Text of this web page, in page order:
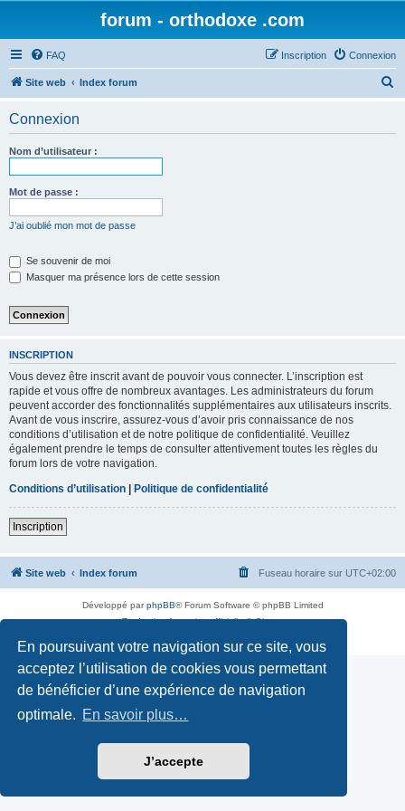
En poursuivant votre navigation sur ce site, vous
acceptez l’utilisation de cookies vous permettant
de bénéficier d’une expérience de navigation
optimale. En savoir plus…
J’accepte
forum - orthodoxe .com
FAQ Connexion
Inscription
Site web Index forum
Connexion
Nom d’utilisateur :
Mot de passe :
J’ai oublié mon mot de passe
Se souvenir de moi
Masquer ma présence lors de cette session
INSCRIPTION
Vous devez être inscrit avant de pouvoir vous connecter. L’inscription est
rapide et vous offre de nombreux avantages. Les administrateurs du forum
peuvent accorder des fonctionnalités supplémentaires aux utilisateurs inscrits.
Avant de vous inscrire, assurez-vous d’avoir pris connaissance de nos
conditions d’utilisation et de notre politique de confidentialité. Veuillez
également prendre le temps de consulter attentivement toutes les règles du
forum lors de votre navigation.
Conditions d’utilisation | Politique de confidentialité
Inscription
Site web Index forum Fuseau horaire sur UTC+02:00
Développé parphpBB® Forum Software © phpBB Limited
Traduction française officielle©Qiaeru